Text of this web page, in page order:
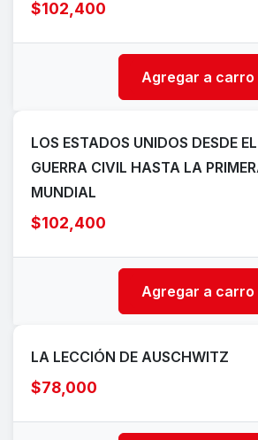
$102,400
Agregar a carro
LOS ESTADOS UNIDOS DESDE
GUERRA CIVIL HASTA LA
MUNDIAL
$102,400
Agregar a carro
LA LECCIÓN DE AUSCHWITZ
$78,000